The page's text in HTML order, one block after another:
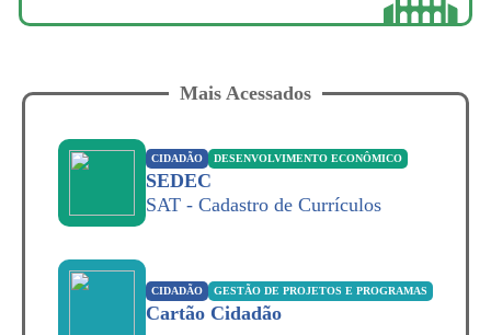
Mais Acessados
CIDADÃO DESENVOLVIMENTO ECONÔMICO
SEDEC
SAT - Cadastro de Currículos
CIDADÃO GESTÃO DE PROJETOS E PROGRAMAS
Cartão Cidadão